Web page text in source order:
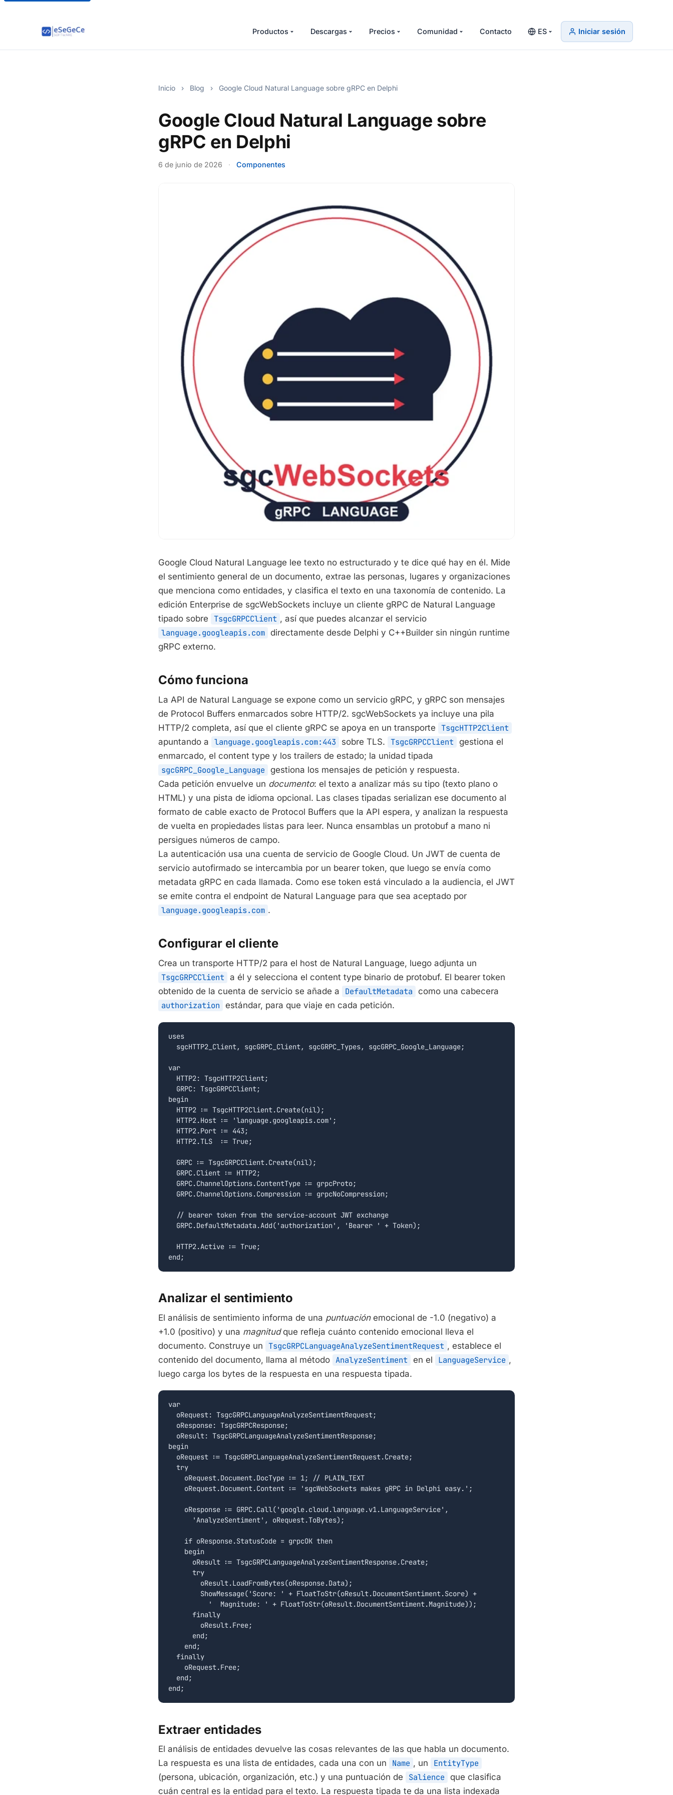
Productos Descargas Precios Comunidad Contacto ES Iniciar sesión
Inicio › Blog › Google Cloud Natural Language sobre gRPC en Delphi
Google Cloud Natural Language sobre
gRPC en Delphi
6 de junio de 2026 · Componentes
Google Cloud Natural Language lee texto no estructurado y te dice qué hay en él. Mide
el sentimiento general de un documento, extrae las personas, lugares y organizaciones
que menciona como entidades, y clasifica el texto en una taxonomía de contenido. La
edición Enterprise de sgcWebSockets incluye un cliente gRPC de Natural Language
tipado sobre TsgcGRPCClient , así que puedes alcanzar el servicio
language.googleapis.com directamente desde Delphi y C++Builder sin ningún runtime
gRPC externo.
Cómo funciona
La API de Natural Language se expone como un servicio gRPC, y gRPC son mensajes
de Protocol Buffers enmarcados sobre HTTP/2. sgcWebSockets ya incluye una pila
HTTP/2 completa, así que el cliente gRPC se apoya en un transporte TsgcHTTP2Client
apuntando a language.googleapis.com:443 sobre TLS. TsgcGRPCClient
gestiona el
enmarcado, el content type y los trailers de estado; la unidad tipada
sgcGRPC_Google_Language
gestiona los mensajes de petición y respuesta.
Cada petición envuelve un documento: el texto a analizar más su tipo (texto plano o
HTML) y una pista de idioma opcional. Las clases tipadas serializan ese documento al
formato de cable exacto de Protocol Buffers que la API espera, y analizan la respuesta
de vuelta en propiedades listas para leer. Nunca ensamblas un protobuf a mano ni
persigues números de campo.
La autenticación usa una cuenta de servicio de Google Cloud. Un JWT de cuenta de
servicio autofirmado se intercambia por un bearer token, que luego se envía como
metadata gRPC en cada llamada. Como ese token está vinculado a la audiencia, el JWT
se emite contra el endpoint de Natural Language para que sea aceptado por
language.googleapis.com .
Configurar el cliente
Crea un transporte HTTP/2 para el host de Natural Language, luego adjunta un
TsgcGRPCClient a él y selecciona el content type binario de protobuf. El bearer token
obtenido de la cuenta de servicio se añade a
DefaultMetadata como una cabecera
authorization estándar, para que viaje en cada petición.
uses
  sgcHTTP2_Client, sgcGRPC_Client, sgcGRPC_Types, sgcGRPC_Google_Language;
var
  HTTP2: TsgcHTTP2Client;
  GRPC: TsgcGRPCClient;
begin
  HTTP2 := TsgcHTTP2Client.Create(nil);
  HTTP2.Host := 'language.googleapis.com';
  HTTP2.Port := 443;
  HTTP2.TLS  := True;
  GRPC := TsgcGRPCClient.Create(nil);
  GRPC.Client := HTTP2;
  GRPC.ChannelOptions.ContentType := grpcProto;
  GRPC.ChannelOptions.Compression := grpcNoCompression;
  // bearer token from the service-account JWT exchange
  GRPC.DefaultMetadata.Add('authorization', 'Bearer ' + Token);
  HTTP2.Active := True;
end;
Analizar el sentimiento
El análisis de sentimiento informa de una puntuaciónemocional de -1.0 (negativo) a
+1.0 (positivo) y una magnitudque refleja cuánto contenido emocional lleva el
documento. Construye un TsgcGRPCLanguageAnalyzeSentimentRequest , establece el
contenido del documento, llama al método AnalyzeSentiment en el LanguageService ,
luego carga los bytes de la respuesta en una respuesta tipada.
var
  oRequest: TsgcGRPCLanguageAnalyzeSentimentRequest;
  oResponse: TsgcGRPCResponse;
  oResult: TsgcGRPCLanguageAnalyzeSentimentResponse;
begin
  oRequest := TsgcGRPCLanguageAnalyzeSentimentRequest.Create;
  try
    oRequest.Document.DocType := 1; // PLAIN_TEXT
    oRequest.Document.Content := 'sgcWebSockets makes gRPC in Delphi easy.';
    oResponse := GRPC.Call('google.cloud.language.v1.LanguageService',
      'AnalyzeSentiment', oRequest.ToBytes);
    if oResponse.StatusCode = grpcOK then
    begin
      oResult := TsgcGRPCLanguageAnalyzeSentimentResponse.Create;
      try
        oResult.LoadFromBytes(oResponse.Data);
        ShowMessage('Score: ' + FloatToStr(oResult.DocumentSentiment.Score) +
          '  Magnitude: ' + FloatToStr(oResult.DocumentSentiment.Magnitude));
      finally
        oResult.Free;
      end;
    end;
  finally
    oRequest.Free;
  end;
end;
Extraer entidades
El análisis de entidades devuelve las cosas relevantes de las que habla un documento.
La respuesta es una lista de entidades, cada una con un
Name , un EntityType
(persona, ubicación, organización, etc.) y una puntuación de Salience
que clasifica
cuán central es la entidad para el texto. La respuesta tipada te da una lista indexada